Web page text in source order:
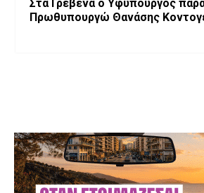
Στα Γρεβενά ο Υφυπουργός
Πρωθυπουργώ Θανάσης